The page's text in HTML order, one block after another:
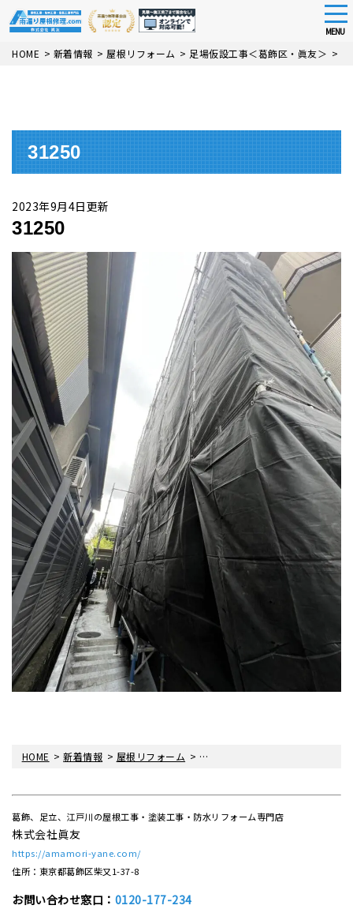
Skip
MENU
HOME > 新着情報 > 屋根リフォーム > 足場仮設工事＜葛飾区・眞友＞ >
31250
2023年9月4日更新
31250
HOME >新着情報 > 屋根リフォーム > 足場仮設工事＜葛飾区・眞友＞
葛飾、足立、江戸川の屋根工事・塗装工事・防水リフォーム専門店
株式会社眞友
https://amamori-yane.com/
住所：東京都葛飾区柴又1-37-8
お問い合わせ窓口： 0120-177-234